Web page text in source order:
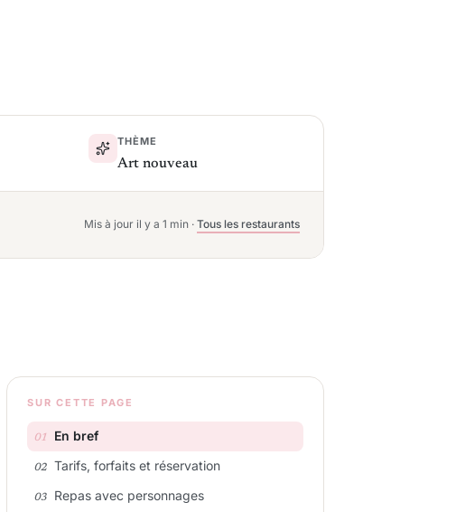
THÈME
Art nouveau
Mis à jour il y a 1 min ·Tous les restaurants
SUR CETTE PAGE
En bref
Tarifs, forfaits et réservation
Repas avec personnages